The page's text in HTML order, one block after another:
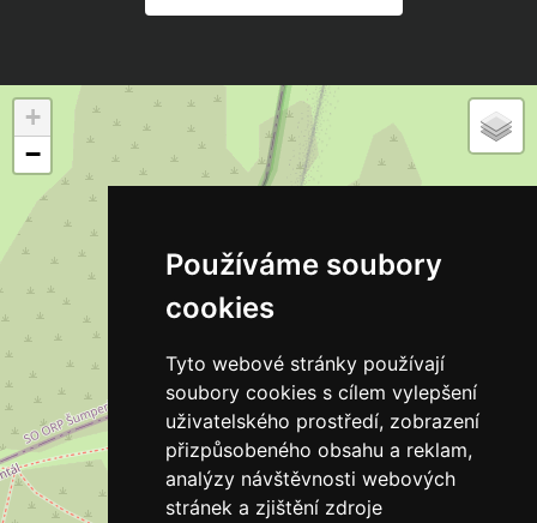
Používáme soubory
cookies
Tyto webové stránky používají
soubory cookies s cílem vylepšení
uživatelského prostředí, zobrazení
přizpůsobeného obsahu a reklam,
analýzy návštěvnosti webových
stránek a zjištění zdroje
+
−